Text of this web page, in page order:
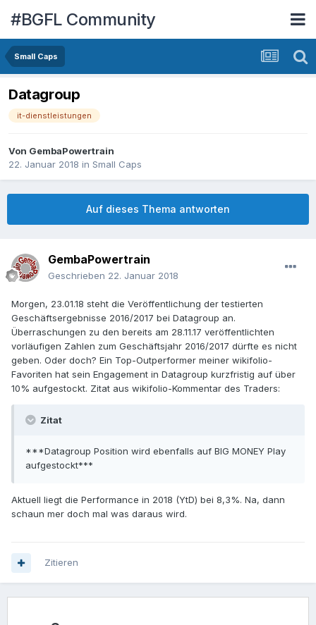
#BGFL Community
Small Caps
Datagroup
it-dienstleistungen
Von GembaPowertrain
22. Januar 2018 in Small Caps
Auf dieses Thema antworten
GembaPowertrain
Geschrieben 22. Januar 2018
Morgen, 23.01.18 steht die Veröffentlichung der testierten
Geschäftsergebnisse 2016/2017 bei Datagroup an.
Überraschungen zu den bereits am 28.11.17 veröffentlichten
vorläufigen Zahlen zum Geschäftsjahr 2016/2017 dürfte es nicht
geben. Oder doch? Ein Top-Outperformer meiner wikifolio-
Favoriten hat sein Engagement in Datagroup kurzfristig auf über
10% aufgestockt. Zitat aus wikifolio-Kommentar des Traders:
Zitat
***Datagroup Position wird ebenfalls auf BIG MONEY Play
aufgestockt***
Aktuell liegt die Performance in 2018 (YtD) bei 8,3%. Na, dann
schaun mer doch mal was daraus wird.
Zitieren